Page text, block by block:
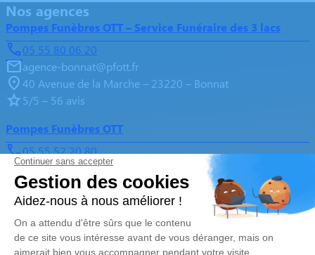
Nos agences
Pompes Funèbres OTT – Service Funéraire des 3 lacs
05 55 80 06 20
agence-bonnat@pfott.fr
40 Avenue de la Marche – 23220 – Bonnat
5/5 – 56 avis
Pompes Funèbres OTT
05 55 52 20 80
agence-gueret@pfott.fr
14, Avenue du Berry – 23000 – Guéret
5/5 – 322 avis
Nos Services
Organiser des obsèques
Liens utiles
Avis de décès